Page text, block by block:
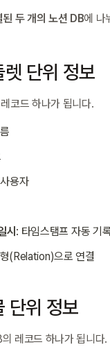
된 두 개의 노션 DB에 나
단위 정보
코드 하나가 됩니다.
용자
시 : 타임스탬프 자동 기
(Relation)으로 연결
위 정보
레코드 하나가 됩니다.